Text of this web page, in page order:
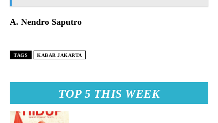
TOP 5 THIS WEEK
A. Nendro Saputro
TAGS KABAR JAKARTA